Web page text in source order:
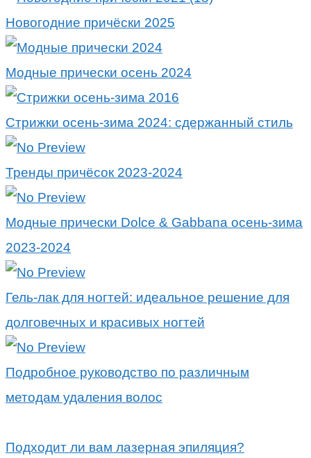
Новогодние причёски 2025
Модные прически осень 2024
Стрижки осень-зима 2024: сдержанный стиль
Тренды причёсок 2023-2024
Модные прически Dolce & Gabbana осень-зима
2023-2024
Гель-лак для ногтей: идеальное решение для
долговечных и красивых ногтей
Подробное руководство по различным
методам удаления волос
Подходит ли вам лазерная эпиляция?